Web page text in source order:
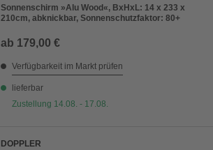
Sonnenschirm »Alu Wood«, BxHxL: 14 x 233 x
210cm, abknickbar, Sonnenschutzfaktor: 80+
ab 179,00 €
Verfügbarkeit im Markt prüfen
lieferbar
Zustellung 14.08. - 17.08.
DOPPLER